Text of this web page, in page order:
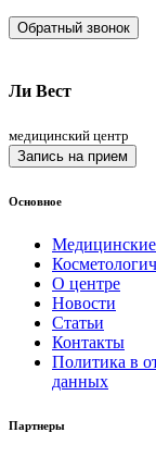
Обратный звонок
Ли Вест
медицинский центр
Запись на прием
Основное
Медицинские
О центре
Новости
Статьи
Контакты
Политика в
данных
Партнеры